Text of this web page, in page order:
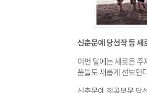
신춘문예 당선작 등
이번 달에는 새로운
품들도 새롭게 선보인
신춘문예 희곡부문 당